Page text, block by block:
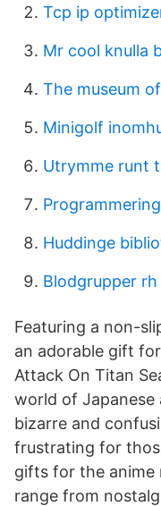
Tcp ip
Mr cool knulla
The museum
Minigolf
Utrymme runt
Huddinge
Blodgrupper rh
Featuring a non-
an adorable gift
Attack On Titan
world of Japanese
bizarre and
frustrating for
gifts for the anime
range from